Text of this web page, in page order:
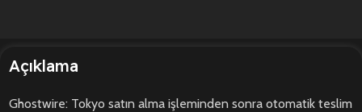
Açıklama
Ghostwire: Tokyo satın alma işleminden sonra otomatik teslim